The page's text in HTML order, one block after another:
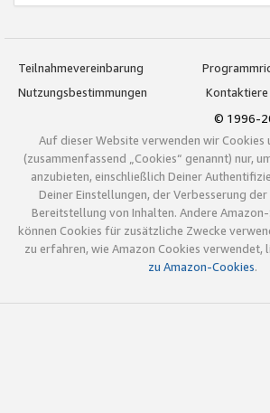
Teilnahmevereinbarung
Nutzungsbestimmungen
Kontaktiere
© 1996-
Auf dieser Website verwenden wir Cookies
(zusammenfassend „Cookies“ genannt) nur,
anzubieten, einschließlich Deiner
Deiner Einstellungen, der Verbesserung
Bereitstellung von Inhalten. Andere
können Cookies für zusätzliche Zwecke
zu erfahren, wie Amazon Cookies verwendet,
zu Amazon-Cookies.